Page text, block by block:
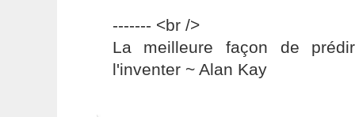
------- <br />
La meilleure façon de
l'inventer ~ Alan Kay